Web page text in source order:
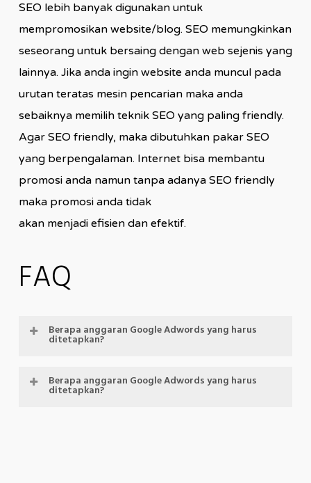
SEO lebih banyak digunakan untuk
mempromosikan website/blog. SEO memungkinkan
seseorang untuk bersaing dengan web sejenis yang
lainnya. Jika anda ingin website anda muncul pada
urutan teratas mesin pencarian maka anda
sebaiknya memilih teknik SEO yang paling friendly.
Agar SEO friendly, maka dibutuhkan pakar SEO
yang berpengalaman. Internet bisa membantu
promosi anda namun tanpa adanya SEO friendly
maka promosi anda tidak
akan menjadi efisien dan efektif.
FAQ
Berapa anggaran Google Adwords yang harus
ditetapkan?
Google membebaskan pemasang iklan untuk
memasang iklan dengan jumlah anggaran
Berapa anggaran Google Adwords yang harus
ditetapkan?